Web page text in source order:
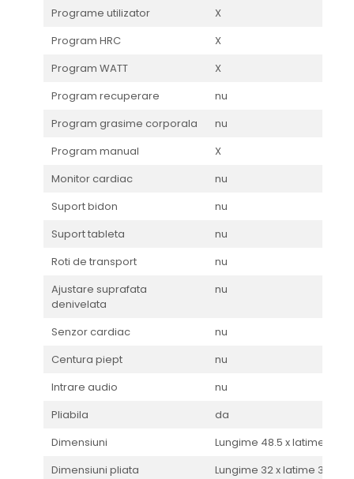
Programe utilizator
X
Program HRC
X
Program WATT
X
Program recuperare
nu
Program grasime corporala
nu
Program manual
X
Monitor cardiac
nu
Suport bidon
nu
Suport tableta
nu
Roti de transport
nu
Ajustare suprafata
denivelata
nu
Senzor cardiac
nu
Centura piept
nu
Intrare audio
nu
Pliabila
da
Dimensiuni
Lungime 48.5 x latime 36.5
Dimensiuni pliata
Lungime 32 x latime 36,5 x